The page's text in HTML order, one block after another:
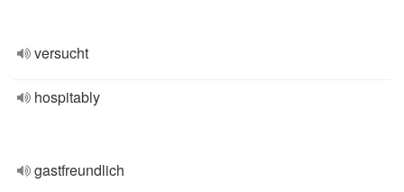
versucht
hospitably
gastfreundlich